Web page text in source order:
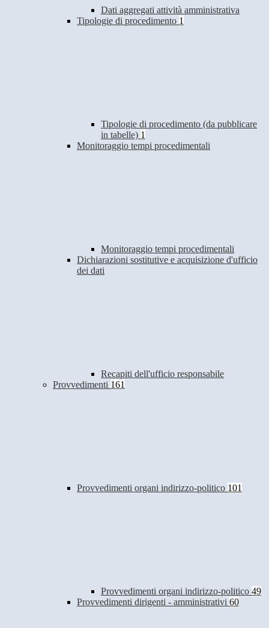
Dati aggregati attività amministrativa
Tipologie di procedimento 1
Tipologie di procedimento (da pubblicare
in tabelle) 1
Monitoraggio tempi procedimentali
Monitoraggio tempi procedimentali
Dichiarazioni sostitutive e acquisizione d'ufficio
dei dati
Recapiti dell'ufficio responsabile
Provvedimenti 161
Provvedimenti organi indirizzo-politico 101
Provvedimenti organi indirizzo-politico 49
Provvedimenti dirigenti - amministrativi 60